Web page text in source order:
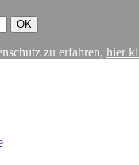
zu erfahren, hier